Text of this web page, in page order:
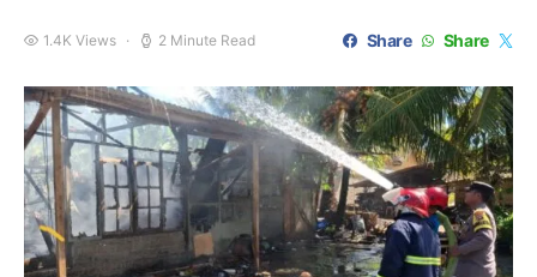
1.4K Views 2 Minute Read Share Share